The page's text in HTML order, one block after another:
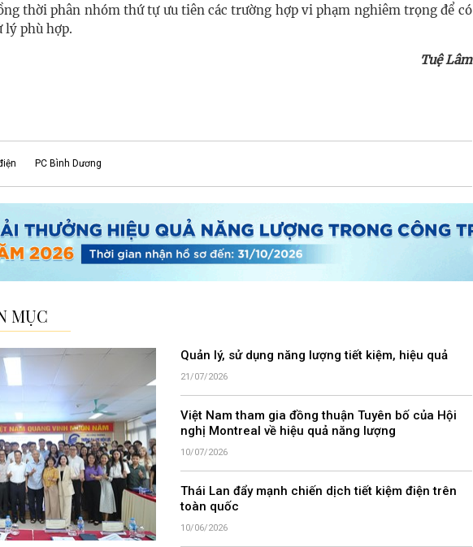
thời phân nhóm thứ tự ưu tiên các trường hợp vi phạm nghiêm trọng để có
lý phù hợp.
Tuệ Lâm
PC Bình Dương
MỤC
Quản lý, sử dụng năng lượng tiết kiệm, hiệu quả
21/07/2026
Việt Nam tham gia đồng thuận Tuyên bố của Hội
nghị Montreal về hiệu quả năng lượng
10/07/2026
Thái Lan đẩy mạnh chiến dịch tiết kiệm điện trên
toàn quốc
10/06/2026